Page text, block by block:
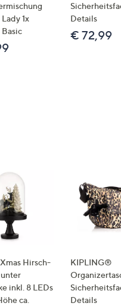
1x
Basic
Details
€ 72,99
Hirsch-
inkl. 8 LEDs
ca.
KIPLING®
Details